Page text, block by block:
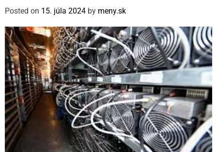
o
r
i
e
s
Posted on 15. júla 2024 by meny.sk